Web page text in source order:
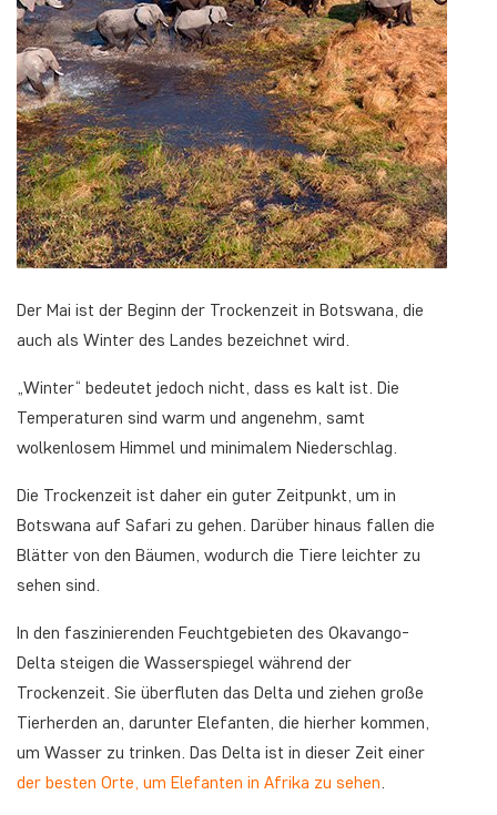
Der Mai ist der Beginn der Trockenzeit in Botswana, die
auch als Winter des Landes bezeichnet wird.
„Winter“ bedeutet jedoch nicht, dass es kalt ist. Die
Temperaturen sind warm und angenehm, samt
wolkenlosem Himmel und minimalem Niederschlag.
Die Trockenzeit ist daher ein guter Zeitpunkt, um in
Botswana auf Safari zu gehen. Darüber hinaus fallen die
Blätter von den Bäumen, wodurch die Tiere leichter zu
sehen sind.
In den faszinierenden Feuchtgebieten des Okavango-
Delta steigen die Wasserspiegel während der
Trockenzeit. Sie überfluten das Delta und ziehen große
Tierherden an, darunter Elefanten, die hierher kommen,
um Wasser zu trinken. Das Delta ist in dieser Zeit einer
der besten Orte, um Elefanten in Afrika zu sehen.